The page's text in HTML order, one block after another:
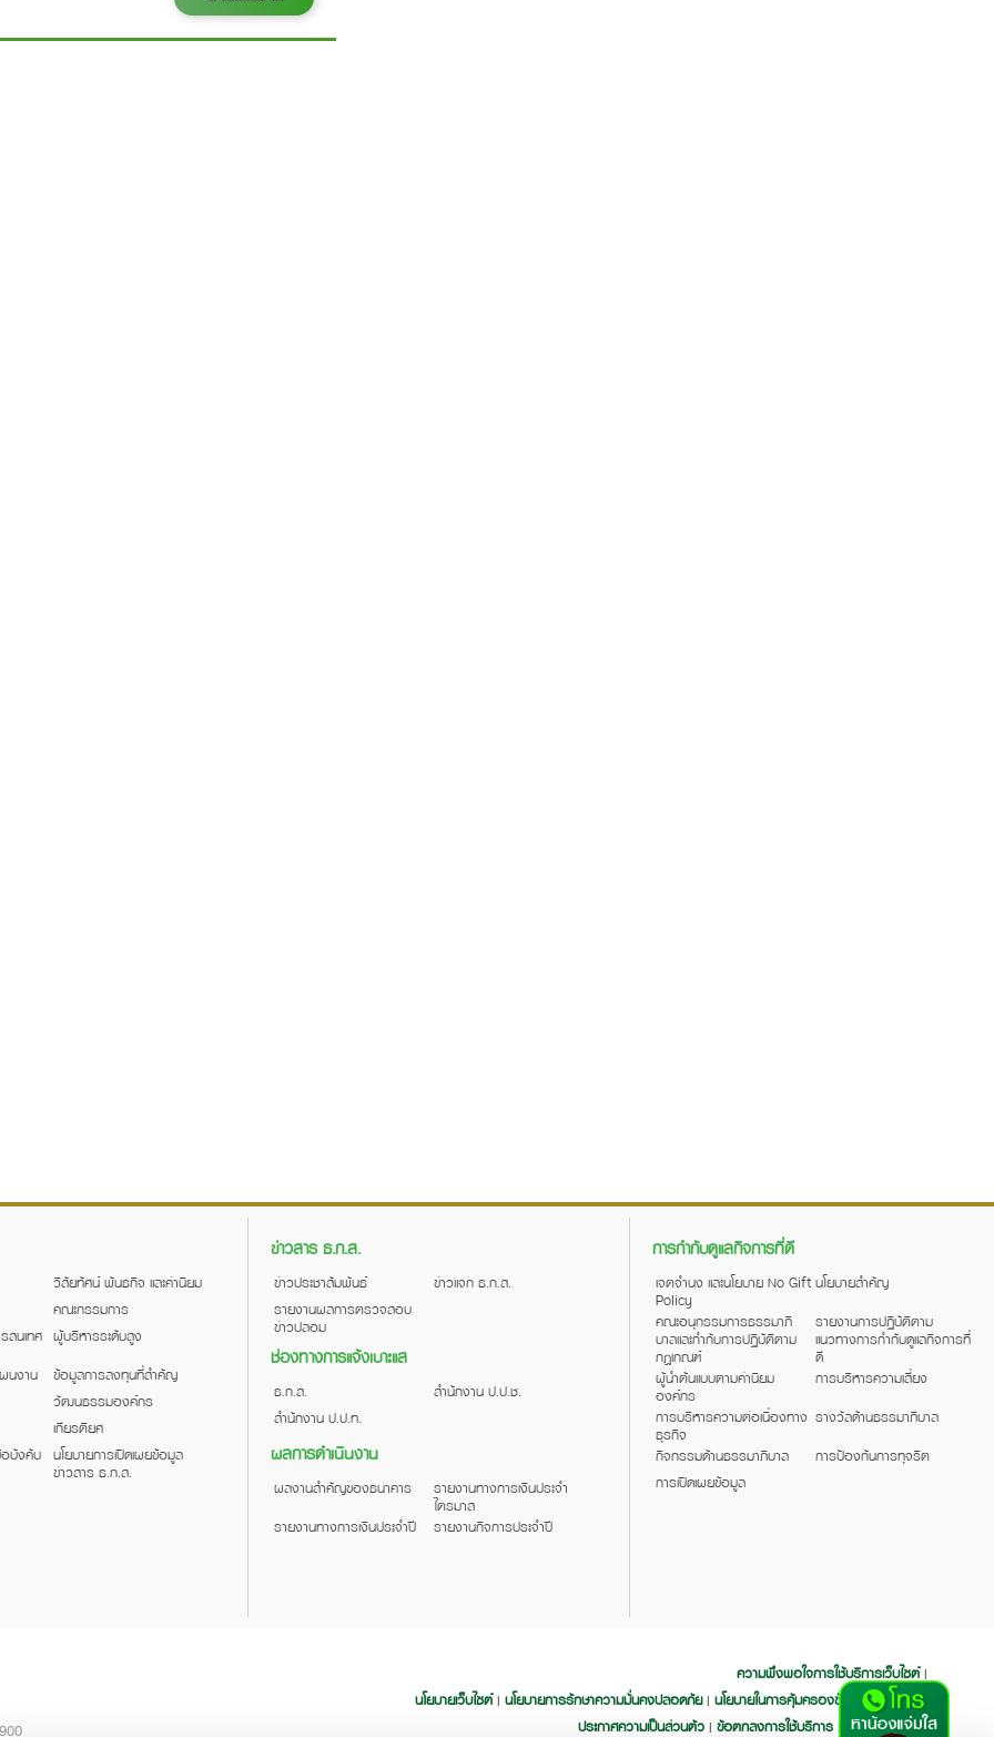
วิสัยทัศน์ พันธกิจ และค่านิยม
คณะกรรมการ
สนเทศ ผู้บริหารระดับสูง
นงาน
ข้อมูลการลงทุนที่สำคัญ
วัฒนธรรมองค์กร
เกียรติยศ
บังคับ
นโยบายการเปิดเผยข้อมูล
ข่าวสาร ธ.ก.ส.
ข่าวสาร ธ.ก.ส.
ข่าวประชาสัมพันธ์
ข่าวแจก ธ.ก.ส.
รายงานผลการตรวจสอบ
ข่าวปลอม
ช่องทางการแจ้งเบาะแส
ธ.ก.ส.
สำนักงาน ป.ป.ช.
สำนักงาน ป.ป.ท.
ผลการดำเนินงาน
ผลงานสำคัญของธนาคาร
รายงานทางการเงินประจำ
ไตรมาส
รายงานทางการเงินประจำปี
รายงานกิจการประจำปี
การกำกับดูแลกิจการที่ดี
เจตจำนง และนโยบาย No Gift
Policy
นโยบายสำคัญ
คณะอนุกรรมการธรรมาภิ
บาลและกำกับการปฏิบัติตาม
กฎเกณฑ์
รายงานการปฏิบัติตาม
แนวทางการกำกับดูแลกิจการที่
ดี
ผู้นำต้นแบบตามค่านิยม
องค์กร
การบริหารความเสี่ยง
การบริหารความต่อเนื่องทาง
ธุรกิจ
รางวัลด้านธรรมาภิบาล
กิจกรรมด้านธรรมาภิบาล
การป้องกันการทุจริต
การเปิดเผยข้อมูล
ความพึงพอใจการใช้บริการเว็บไซต์|
นโยบายเว็บไซต์| นโยบายการรักษาความมั่นคงปลอดภัย| นโยบายในการคุ้มครองข้อมูลส่วนบุคคล|
ประกาศความเป็นส่วนตัว| ข้อตกลงการใช้บริการ| คำสงวนลิขสิทธิ์